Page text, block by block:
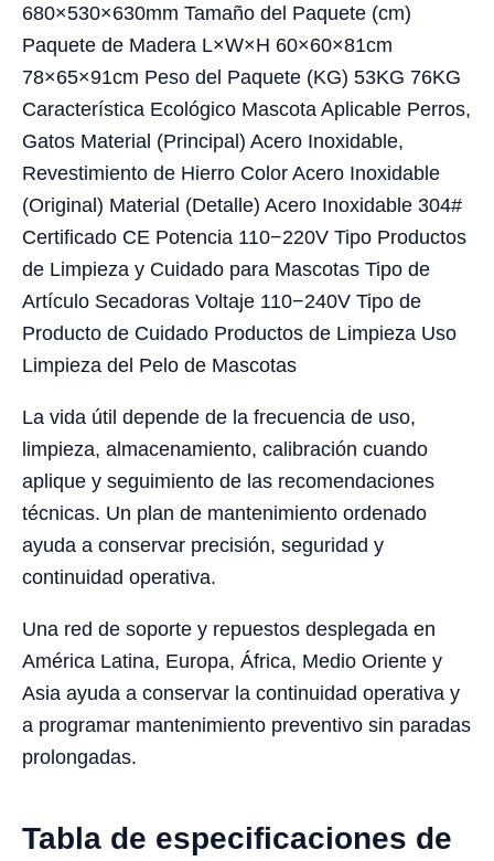
680×530×630mm Tamaño del Paquete (cm)
Paquete de Madera L×W×H 60×60×81cm
78×65×91cm Peso del Paquete (KG) 53KG 76KG
Característica Ecológico Mascota Aplicable Perros,
Gatos Material (Principal) Acero Inoxidable,
Revestimiento de Hierro Color Acero Inoxidable
(Original) Material (Detalle) Acero Inoxidable 304#
Certificado CE Potencia 110−220V Tipo Productos
de Limpieza y Cuidado para Mascotas Tipo de
Artículo Secadoras Voltaje 110−240V Tipo de
Producto de Cuidado Productos de Limpieza Uso
Limpieza del Pelo de Mascotas
La vida útil depende de la frecuencia de uso,
limpieza, almacenamiento, calibración cuando
aplique y seguimiento de las recomendaciones
técnicas. Un plan de mantenimiento ordenado
ayuda a conservar precisión, seguridad y
continuidad operativa.
Una red de soporte y repuestos desplegada en
América Latina, Europa, África, Medio Oriente y
Asia ayuda a conservar la continuidad operativa y
a programar mantenimiento preventivo sin paradas
prolongadas.
Tabla de especificaciones de